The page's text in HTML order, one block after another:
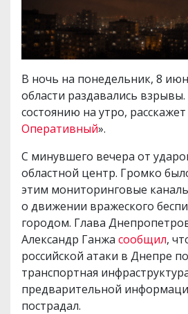
В ночь на понедельник, 8
области раздавались
состоянию на утро, расскажет
Оперативный».
С минувшего вечера от
областной центр. Громко
этим мониторинговые
о движении вражеского
городом. Глава
Александр Ганжа сообщил,
российской атаки в Днепре
транспортная
предварительной
пострадал.